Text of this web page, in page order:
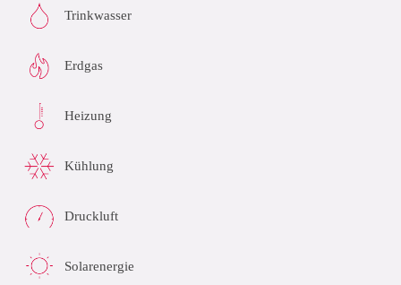
Trinkwasser
Erdgas
Heizung
Kühlung
Druckluft
Solarenergie